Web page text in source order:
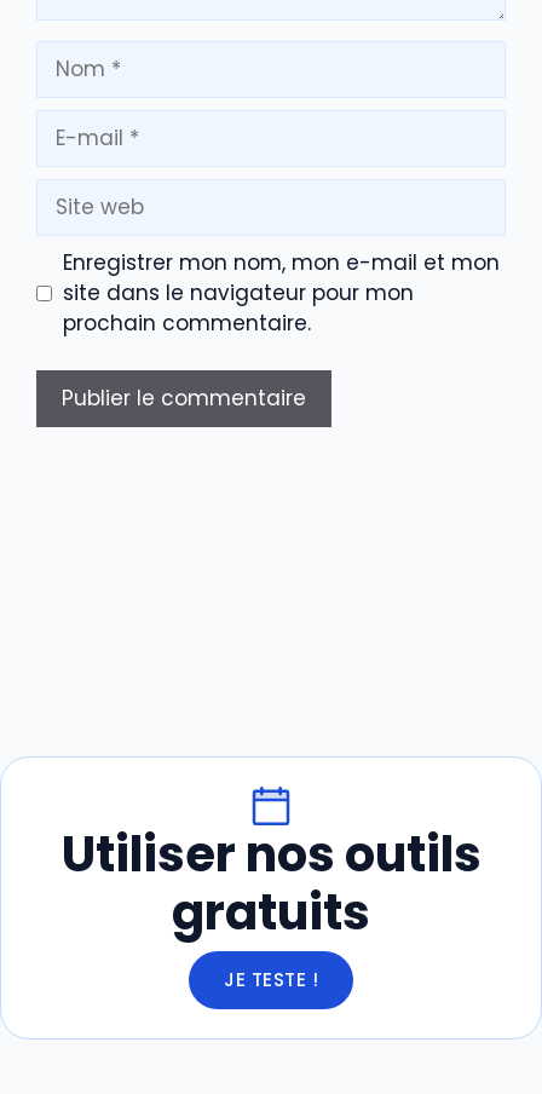
Nom
mail
Site
web
Enregistrer mon nom, mon e-mail et mon
site dans le navigateur pour mon
prochain commentaire.
Utiliser nos outils
gratuits
JE TESTE !